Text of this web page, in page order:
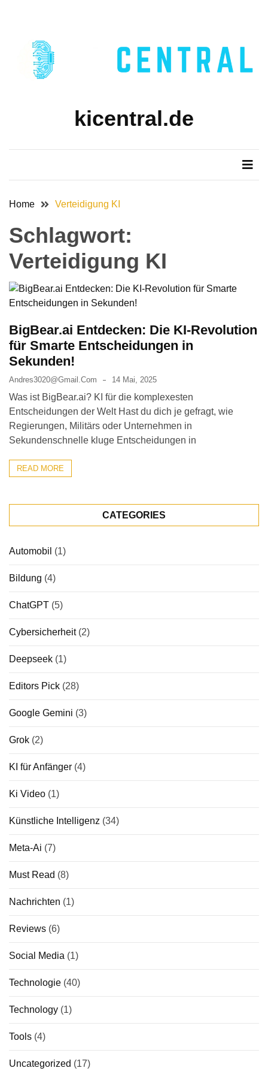
kicentral.de
Home Verteidigung KI
Schlagwort:
Verteidigung KI
BigBear.ai Entdecken: Die KI-Revolution
für Smarte Entscheidungen in
Sekunden!
Andres3020@gmail.com 14 Mai, 2025
Was ist BigBear.ai? KI für die komplexesten
Entscheidungen der Welt Hast du dich je gefragt, wie
Regierungen, Militärs oder Unternehmen in
Sekundenschnelle kluge Entscheidungen in
READ MORE
CATEGORIES
Automobil (1)
Bildung (4)
ChatGPT (5)
Cybersicherheit(2)
Deepseek (1)
Editors Pick (28)
Google Gemini (3)
Grok (2)
KI für Anfänger (4)
Ki Video (1)
Künstliche Intelligenz (34)
Meta-Ai (7)
Must Read (8)
Nachrichten (1)
Reviews (6)
Social Media (1)
Technologie (40)
Technology (1)
Tools (4)
Uncategorized (17)